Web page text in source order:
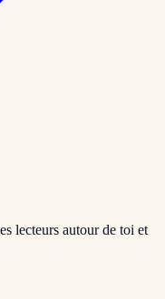
lecteurs autour de toi et